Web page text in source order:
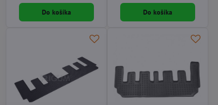
Do košíka Do košíka